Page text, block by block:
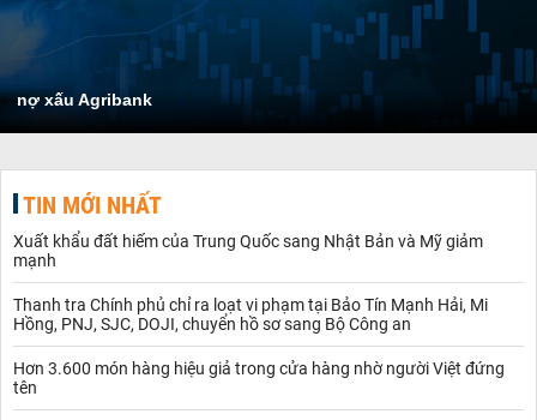
nợ xấu Agribank
TIN MỚI NHẤT
Xuất khẩu đất hiếm của Trung Quốc sang Nhật Bản và Mỹ giảm
mạnh
Thanh tra Chính phủ chỉ ra loạt vi phạm tại Bảo Tín Mạnh Hải, Mi
Hồng, PNJ, SJC, DOJI, chuyển hồ sơ sang Bộ Công an
Hơn 3.600 món hàng hiệu giả trong cửa hàng nhờ người Việt đứng
tên